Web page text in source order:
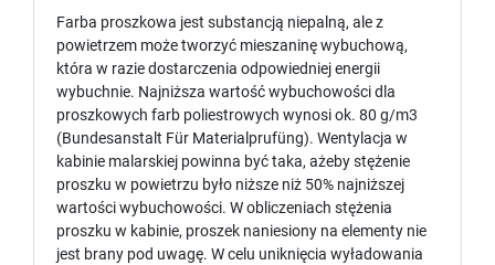
Farba proszkowa jest substancją niepalną, ale z
powietrzem może tworzyć mieszaninę wybuchową,
która w razie dostarczenia odpowiedniej energii
wybuchnie. Najniższa wartość wybuchowości dla
proszkowych farb poliestrowych wynosi ok. 80 g/m3
(Bundesanstalt Für Materialprufüng). Wentylacja w
kabinie malarskiej powinna być taka, ażeby stężenie
proszku w powietrzu było niższe niż 50% najniższej
wartości wybuchowości. W obliczeniach stężenia
proszku w kabinie, proszek naniesiony na elementy nie
jest brany pod uwagę. W celu uniknięcia wyładowania